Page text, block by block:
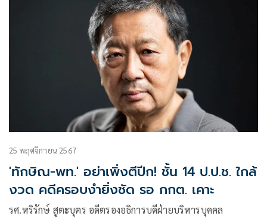
25 พฤศจิกายน 2567
'ทักษิณ-พท.' อย่าเพิ่งตีปีก! ชั้น 14 ป.ป.ช. ใกล้
งวด คดีครอบงำยิ่งชัด รอ กกต. เคาะ
รศ.หริรักษ์ สูตะบุตร อดีตรองอธิการบดีฝ่ายบริหารบุคคล